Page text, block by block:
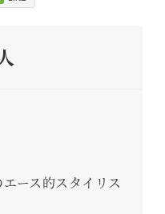
ース的スタイリス